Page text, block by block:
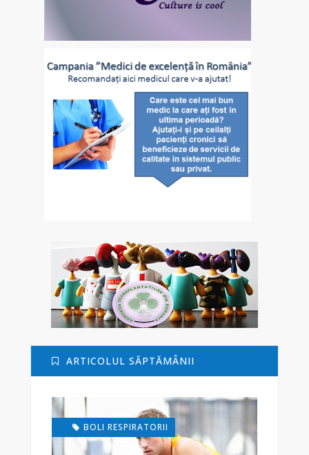
ARTICOLUL SĂPTĂMÂNII
BOLI RESPIRATORII